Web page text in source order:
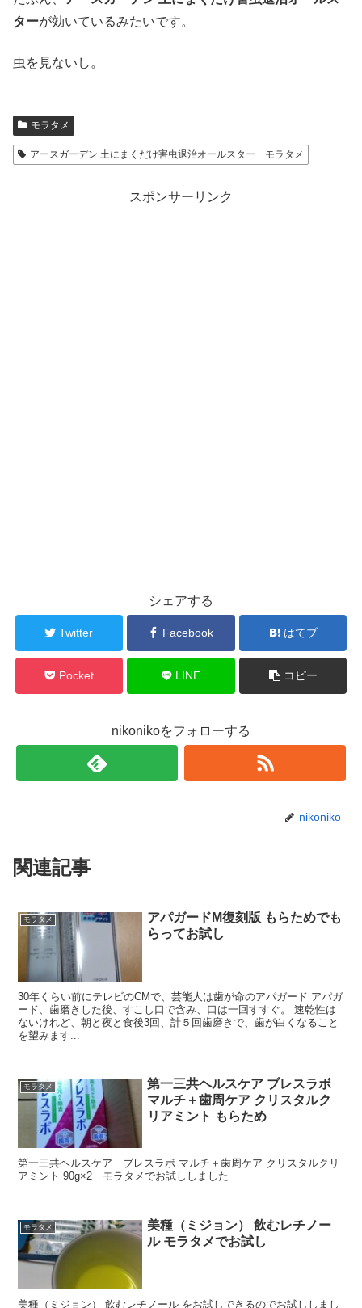
ターが効いているみたいです。
虫を見ないし。
モラタメ
アースガーデン 土にまくだけ害虫退治オールスター モラタメ
スポンサーリンク
シェアする
Twitter Facebook はてブ
Pocket LINE コピー
nikonikoをフォローする
nikoniko
関連記事
モラタメ
アパガードM復刻版 もらためでも
らってお試し
30年くらい前にテレビのCMで、芸能人は歯が命のアパガード アパガ
ード、歯磨きした後、すこし口で含み、口は一回すすぐ。 速乾性は
ないけれど、朝と夜と食後3回、計５回歯磨きで、歯が白くなること
を望みます...
モラタメ
第一三共ヘルスケア ブレスラボ
マルチ＋歯周ケア クリスタルク
リアミント もらため
第一三共ヘルスケア ブレスラボ マルチ＋歯周ケア クリスタルクリ
アミント 90g×2 モラタメでお試ししました
モラタメ
美種（ミジョン） 飲むレチノー
ル モラタメでお試し
美種（ミジョン） 飲むレチノール をお試しできるのでお試ししまし